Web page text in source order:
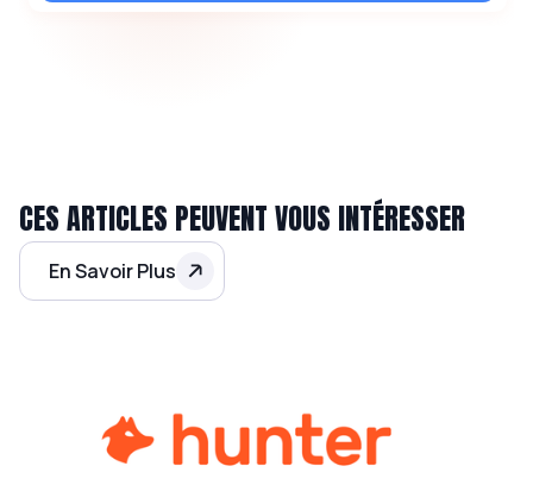
CES ARTICLES PEUVENT VOUS INTÉRESSER
En Savoir Plus